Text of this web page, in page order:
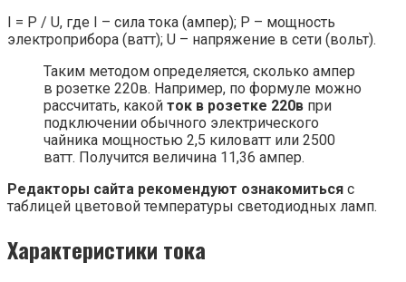
I = P / U, где I – сила тока (ампер); P – мощность
электроприбора (ватт); U – напряжение в сети (вольт).
Таким методом определяется, сколько ампер
в розетке 220в. Например, по формуле можно
рассчитать, какой ток в розетке 220в при
подключении обычного электрического
чайника мощностью 2,5 киловатт или 2500
ватт. Получится величина 11,36 ампер.
Редакторы сайта рекомендуют ознакомиться с
таблицей цветовой температуры светодиодных ламп.
Характеристики тока